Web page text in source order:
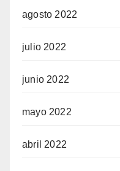
agosto 2022
julio 2022
junio 2022
mayo 2022
abril 2022